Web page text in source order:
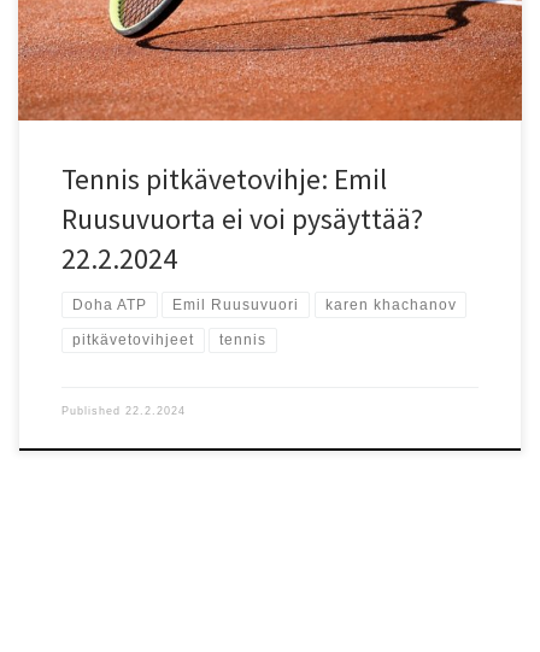
napata maltillisemman voiton esimerkiksi pelaamalla voittajan
peli- tai erätasoituksella. Emil Ruusuvuori – Karen Khachanov Dohan
ATP-puolivälierissä kohtaavat Emil Ruusuvuori ja Karen Khachanov
22.2.2024. Otteluun lähdetään jännittävissä asetelmissa, sillä
Ruusuvuoren ranking on 43. ja Khachanovin 17. Pelaajien välillä on
Tennis pitkävetovihje: Emil
Ruusuvuorta ei voi pysäyttää?
22.2.2024
Doha ATP Emil Ruusuvuori karen khachanov
pitkävetovihjeet tennis
Published 22.2.2024